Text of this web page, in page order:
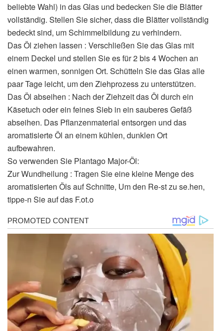
beliebte Wahl) in das Glas und bedecken Sie die Blätter
vollständig. Stellen Sie sicher, dass die Blätter vollständig
bedeckt sind, um Schimmelbildung zu verhindern.
Das Öl ziehen lassen : Verschließen Sie das Glas mit
einem Deckel und stellen Sie es für 2 bis 4 Wochen an
einen warmen, sonnigen Ort. Schütteln Sie das Glas alle
paar Tage leicht, um den Ziehprozess zu unterstützen.
Das Öl abseihen : Nach der Ziehzeit das Öl durch ein
Käsetuch oder ein feines Sieb in ein sauberes Gefäß
abseihen. Das Pflanzenmaterial entsorgen und das
aromatisierte Öl an einem kühlen, dunklen Ort
aufbewahren.
So verwenden Sie Plantago Major-Öl:
Zur Wundheilung : Tragen Sie eine kleine Menge des
aromatisierten Öls auf Schnitte, Um den Re-st zu se.hen,
tippe-n Sie auf das F.ot.o